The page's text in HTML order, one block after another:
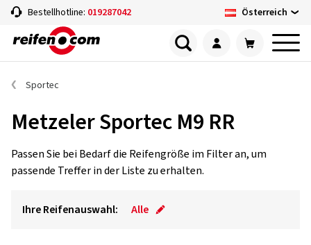
Bestellhotline: 019287042 Österreich
Sportec
Metzeler Sportec M9 RR
Passen Sie bei Bedarf die Reifengröße im Filter an, um
passende Treffer in der Liste zu erhalten.
Ihre Reifenauswahl: Alle